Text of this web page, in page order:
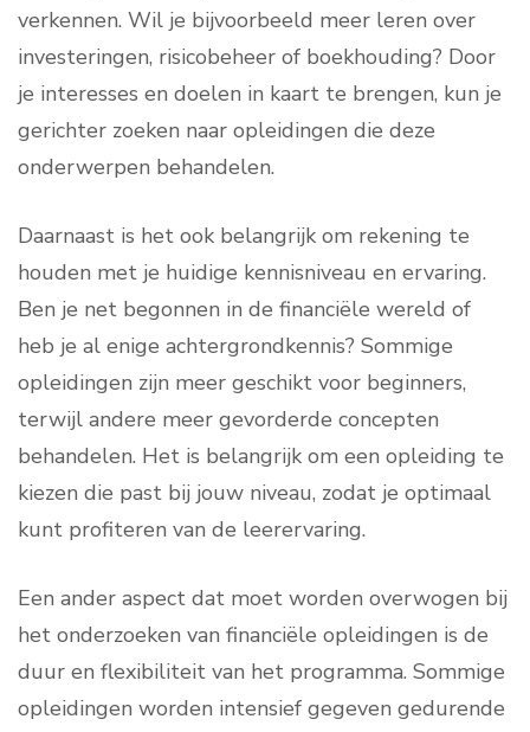
verkennen. Wil je bijvoorbeeld meer leren over
investeringen, risicobeheer of boekhouding? Door
je interesses en doelen in kaart te brengen, kun je
gerichter zoeken naar opleidingen die deze
onderwerpen behandelen.
Daarnaast is het ook belangrijk om rekening te
houden met je huidige kennisniveau en ervaring.
Ben je net begonnen in de financiële wereld of
heb je al enige achtergrondkennis? Sommige
opleidingen zijn meer geschikt voor beginners,
terwijl andere meer gevorderde concepten
behandelen. Het is belangrijk om een opleiding te
kiezen die past bij jouw niveau, zodat je optimaal
kunt profiteren van de leerervaring.
Een ander aspect dat moet worden overwogen bij
het onderzoeken van financiële opleidingen is de
duur en flexibiliteit van het programma. Sommige
opleidingen worden intensief gegeven gedurende